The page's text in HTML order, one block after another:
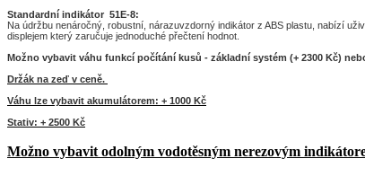
Standardní indikátor 51E-8:
Na údržbu nenáročný, robustní, nárazuvzdorný indikátor z ABS plastu, nabízí
displejem který zaručuje jednoduché přečtení hodnot.
Možno vybavit váhu funkcí počítání kusů - základní systém (+ 2300 Kč)
Držák na zeď v ceně.
Váhu lze vybavit akumulátorem: + 1000 Kč
Stativ: + 2500 Kč
Možno vybavit odolným vodotěsným nerezovým